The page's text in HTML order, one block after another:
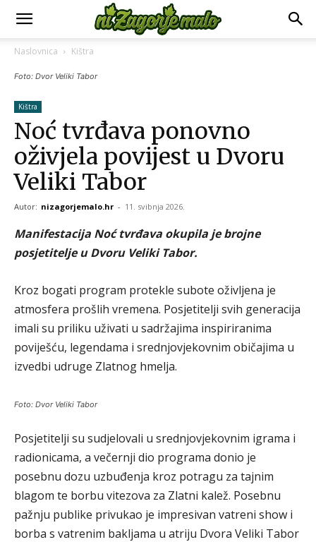
Naslovnica Kištra
Foto: Dvor Veliki Tabor
Kištra
Noć tvrđava ponovno
oživjela povijest u Dvoru
Veliki Tabor
Autor: nizagorjemalo.hr - 11. svibnja 2026.
Manifestacija Noć tvrđava okupila je brojne
posjetitelje u Dvoru Veliki Tabor.
Kroz bogati program protekle subote oživljena je
atmosfera prošlih vremena. Posjetitelji svih generacija
imali su priliku uživati u sadržajima inspiriranima
poviješću, legendama i srednjovjekovnim običajima u
izvedbi udruge Zlatnog hmelja.
Foto: Dvor Veliki Tabor
Posjetitelji su sudjelovali u srednjovjekovnim igrama i
radionicama, a večernji dio programa donio je
posebnu dozu uzbuđenja kroz potragu za tajnim
blagom te borbu vitezova za Zlatni kalež. Posebnu
pažnju publike privukao je impresivan vatreni show i
borba s vatrenim bakljama u atriju Dvora Veliki Tabor